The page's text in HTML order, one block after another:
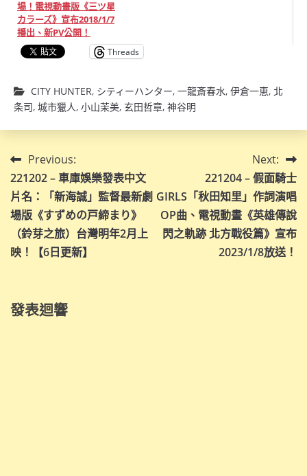
場！電視動畫版《三ツ星
カラーズ》宣布2018/1/7
播出、新PV公開！
Threads
CITY HUNTER, シティーハンター, 一龍斎春水, 伊倉一恵, 北
条司, 城市獵人, 小山茉美, 玄田哲章, 神谷明
文
章
導
覽
Previous:
221202 – 車庫娛樂發表中文
片名：「新海誠」監督最新劇
場版《すずめの戸締まり》
（鈴芽之旅）台灣明年2月上
映！【6日更新】
Next:
221204 – 假面騎士
GIRLS「秋田知里」作詞演唱
OP曲、電視動畫《英雄傳說
閃之軌跡 北方戰役篇》宣布
2023/1/8放送！
發表迴響